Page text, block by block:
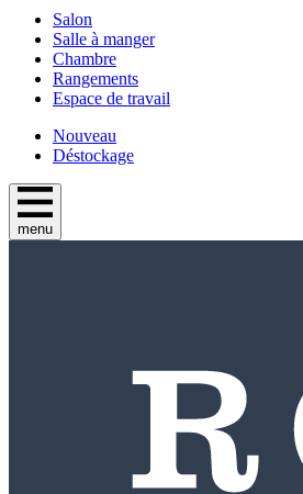
Salon
Salle à manger
Chambre
Rangements
Espace de travail
Nouveau
Déstockage
menu